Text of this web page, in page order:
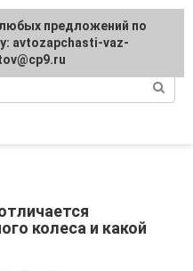
колеса и какой
предложений по
avtozapchasti-vaz-